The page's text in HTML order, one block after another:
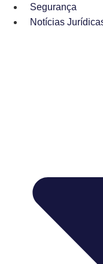
Segurança
Notícias